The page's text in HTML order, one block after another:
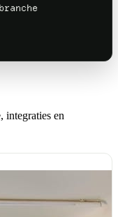
integraties en